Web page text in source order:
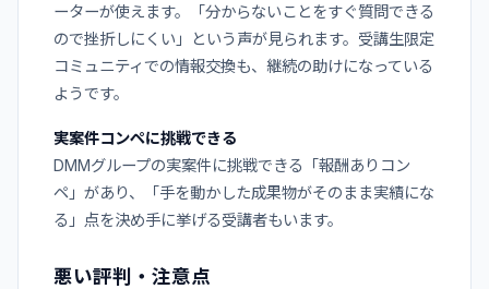
ーターが使えます。「分からないことをすぐ質問できる
ので挫折しにくい」という声が見られます。受講生限定
コミュニティでの情報交換も、継続の助けになっている
ようです。
実案件コンペに挑戦できる
DMMグループの実案件に挑戦できる「報酬ありコン
ペ」があり、「手を動かした成果物がそのまま実績にな
る」点を決め手に挙げる受講者もいます。
悪い評判・注意点